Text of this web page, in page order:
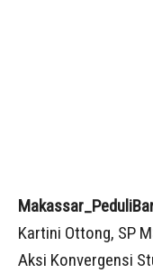
Kartini Ottong, SP
Aksi Konvergensi